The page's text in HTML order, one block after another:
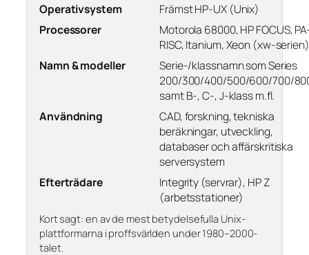
Operativsystem
Främst HP-UX (Unix)
Processorer
Motorola 68000, HP FOCUS,
RISC, Itanium, Xeon (xw-serien)
Namn & modeller
Serie-/klassnamn som Series
200/300/400/500/600/700/
samt B-, C-, J-klass m.fl.
Användning
CAD, forskning, tekniska
beräkningar, utveckling,
databaser och affärskritiska
serversystem
Efterträdare
Integrity (servrar), HP Z
(arbetsstationer)
Kort sagt: en av de mest betydelsefulla Unix-
plattformarna i proffsvärlden under 1980–2000-
talet.